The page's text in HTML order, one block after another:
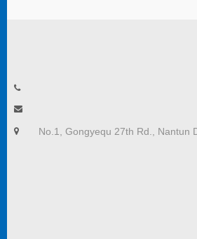
No.1, Gongyequ 27th Rd., Nantun